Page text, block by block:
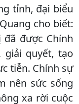
tỉnh, đại biểu
cho biết:
được Chính
giải quyết, tạo
tiễn. Chính sự
nên sức sống
xa rời cuộc